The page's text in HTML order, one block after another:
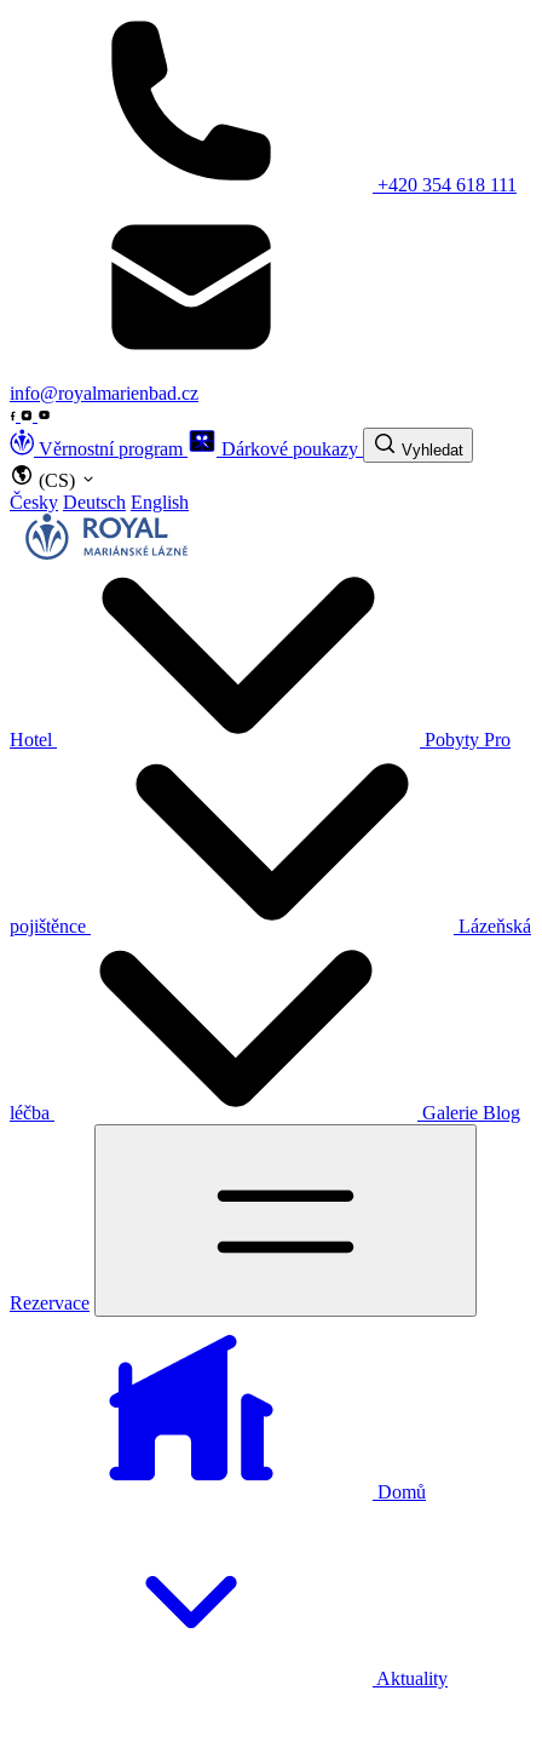
+420 354 618 111
info@royalmarienbad.cz
Věrnostní program Dárkové poukazy Vyhledat
(CS)
Česky Deutsch English
Hotel Pobyty Pro
pojištěnce Lázeňská
léčba Galerie Blog
Rezervace
Domů
Aktuality